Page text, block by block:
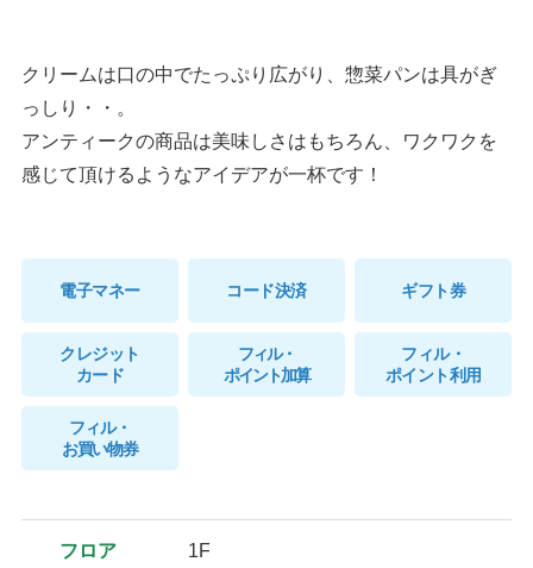
クリームは口の中でたっぷり広がり、惣菜パンは具がぎ
っしり・・。
アンティークの商品は美味しさはもちろん、ワクワクを
感じて頂けるようなアイデアが一杯です！
電子マネー コード決済 ギフト券
クレジット
カード
フィル・
ポイント加算
フィル・
ポイント利用
フィル・
お買い物券
フロア 1F